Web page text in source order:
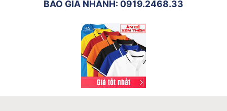
BÁO GIÁ NHANH: 0919.2468.33